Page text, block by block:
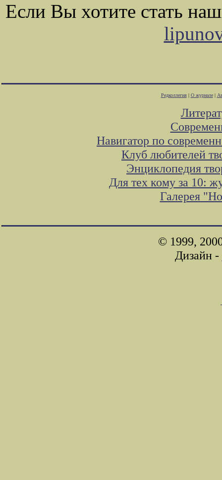
Если Вы хотите стать
Редколлегия| О журнале|
Навигатор по
Клуб любителей
Энциклопедия
Для тех кому за 10:
Галерея
© 1999,
Дизайн -